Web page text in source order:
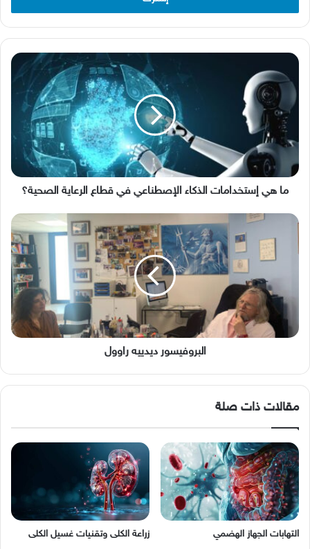
ما
إستخدامات
الذكاء
الإصطناعي
قطاع
الصحية؟
ما هي إستخدامات الذكاء الإصطناعي في قطاع الرعاية الصحية؟
البروفيسور
البروفيسور ديدييه راوول
مقالات ذات صلة
التهابات الجهاز الهضمي زراعة الكلى وتقنيات غسيل الكلى